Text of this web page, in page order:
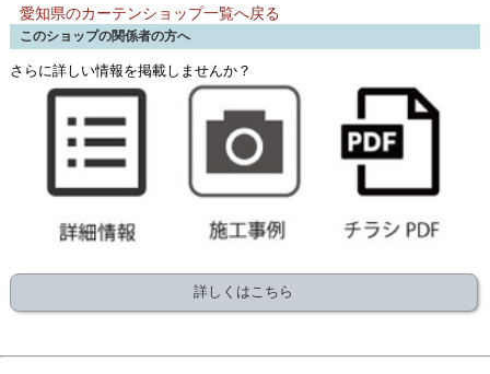
愛知県のカーテンショップ一覧へ戻る
このショップの関係者の方へ
さらに詳しい情報を掲載しませんか？
詳しくはこちら